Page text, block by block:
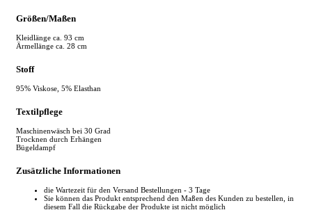
Größen/Maßen
Kleidlänge ca. 93 cm
Ärmellänge ca. 28 cm
Stoff
95% Viskose, 5% Elasthan
Textilpflege
Maschinenwäsch bei 30 Grad
Trocknen durch Erhängen
Bügeldampf
Zusätzliche Informationen
die Wartezeit für den Versand Bestellungen - 3 Tage
Sie können das Produkt entsprechend den Maßen des Kunden zu bestellen, in
diesem Fall die Rückgabe der Produkte ist nicht möglich